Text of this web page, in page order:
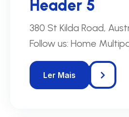
Header 5
380 St Kilda Road,
Follow us: Home